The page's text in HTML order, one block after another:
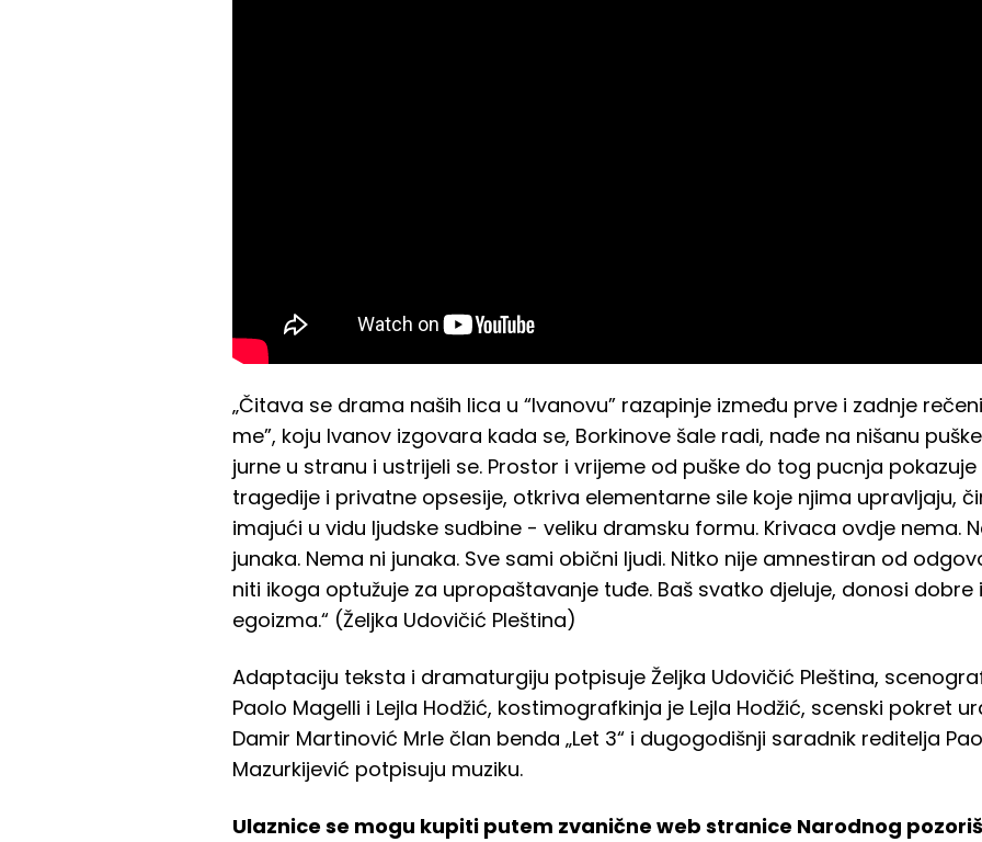
„Čitava se drama naših lica u “Ivanovu” razapinje između prve i zadnje
me”, koju Ivanov izgovara kada se, Borkinove šale radi, nađe na nišanu
jurne u stranu i ustrijeli se. Prostor i vrijeme od puške do tog pucnja
tragedije i privatne opsesije, otkriva elementarne sile koje njima upravljaju,
imajući u vidu ljudske sudbine - veliku dramsku formu. Krivaca ovdje nema.
junaka. Nema ni junaka. Sve sami obični ljudi. Nitko nije amnestiran od
niti ikoga optužuje za upropaštavanje tuđe. Baš svatko djeluje, donosi
egoizma.“ (Željka Udovičić Pleština)
Adaptaciju teksta i dramaturgiju potpisuje Željka Udovičić Pleština,
Paolo Magelli i Lejla Hodžić, kostimografkinja je Lejla Hodžić, scenski pokret
Damir Martinović Mrle član benda „Let 3“ i dugogodišnji saradnik reditelja
Mazurkijević potpisuju muziku.
Ulaznice se mogu kupiti putem zvanične web stranice Narodnog